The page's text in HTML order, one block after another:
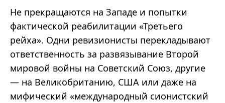
Не прекращаются на Западе и попытки
фактической реабилитации «Третьего
рейха». Одни ревизионисты перекладывают
ответственность за развязывание Второй
мировой войны на Советский Союз, другие
— на Великобританию, США или даже на
мифический «международный сионистский